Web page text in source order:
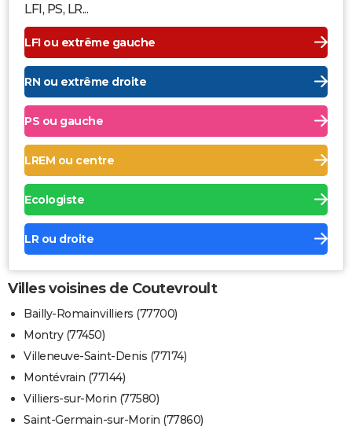
LFI, PS, LR...
LFI ou extrême gauche
RN ou extrême droite
PS ou gauche
LREM ou centre
Ecologiste
LR ou droite
Villes voisines de Coutevroult
Bailly-Romainvilliers (77700)
Montry (77450)
Villeneuve-Saint-Denis (77174)
Montévrain (77144)
Villiers-sur-Morin (77580)
Saint-Germain-sur-Morin (77860)